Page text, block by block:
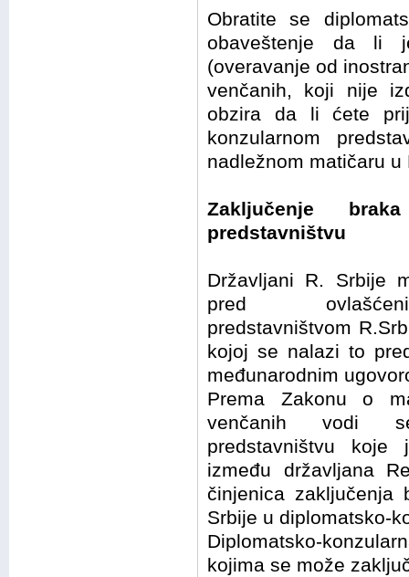
Obratite se
obaveštenje da li
(overavanje od
venčanih, koji nije
obzira da li ćete
konzularnom
nadležnom matičaru u
Zaključenje
predstavništvu
Državljani R. Srbije
pred
predstavništvom
kojoj se nalazi to
međunarodnim
Prema Zakonu o
venčanih vodi se
predstavništvu
između državljana
činjenica zaključenja
Srbije u diplomatsko-
Diplomatsko-
kojima se može